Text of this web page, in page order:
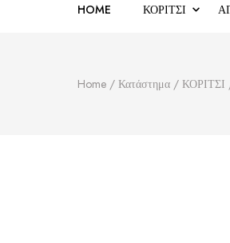
HOME ΚΟΡΙΤΣΙ
Home / Κατάστημα / ΚΟΡΙΤΣΙ